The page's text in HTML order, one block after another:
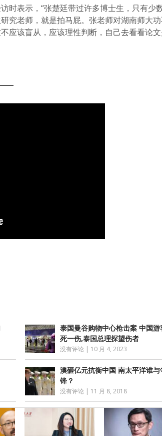
时表示，“张楚廷带过许多博士生，只有少
究老师，就是拍马屁。张老师对湖南师大
应该盲从，应该理性判断，自己去看看论
泰国曼谷购物中心枪击案 中国游
死一伤,泰国总理探望伤者
没有评论 | 10 月 4, 2023
澳砸亿元抗衡中国 南太平洋谁与
锋？
没有评论 | 11 月 8, 2018